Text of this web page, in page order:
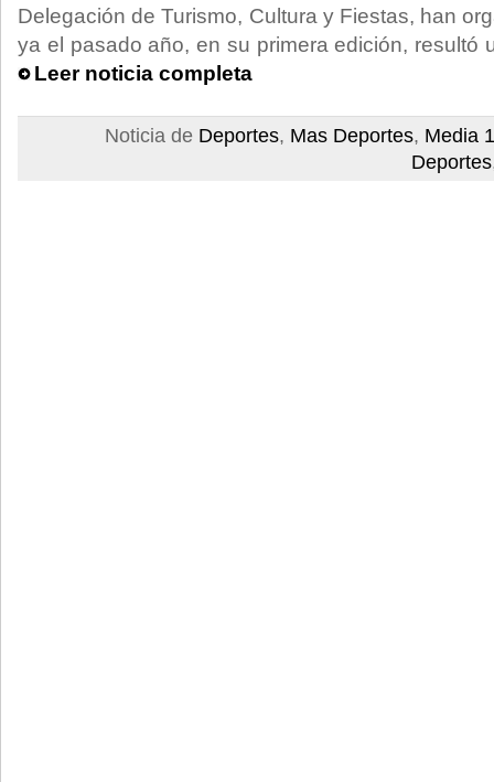
Delegación de Turismo, Cultura y Fiestas, han
ya el pasado año, en su primera edición, resultó
Leer noticia completa
Noticia de Deportes, Mas Deportes, Media
Deportes